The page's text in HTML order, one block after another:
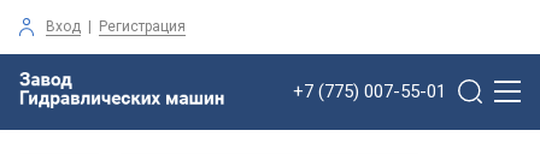
Вход | Регистрация
+7 (775) 007-55-01